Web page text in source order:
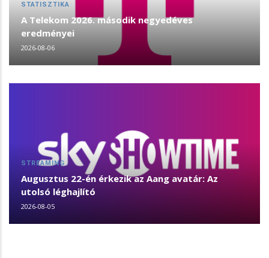
STATISZTIKA
A Telekom 2026. második negyedéves
eredményei
2026-08-06
STREAMING
Augusztus 22-én érkezik az Aang avatár: Az
utolsó léghajlító
2026-08-05